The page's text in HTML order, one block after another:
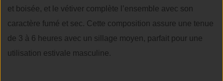
et boisée, et le vétiver complète l’ensemble avec son
caractère fumé et sec. Cette composition assure une tenue
de 3 à 6 heures avec un sillage moyen, parfait pour une
utilisation estivale masculine.